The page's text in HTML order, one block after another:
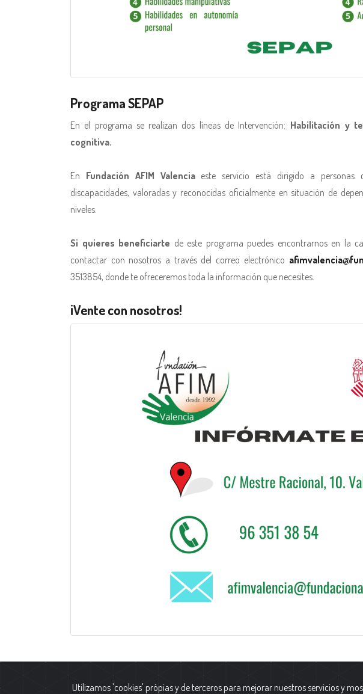
Programa SEPAP
En el programa se realizan dos líneas de Intervención: Habilitación y
cognitiva.
En Fundación AFIM Valenciaeste servicio está dirigido a personas
discapacidades, valoradas y reconocidas oficialmente en situación de
niveles.
Si quieres beneficiarte de este programa puedes encontrarnos en la
contactar con nosotros a través del correo electrónico
3513854, donde te ofreceremos toda la información que necesites.
¡Vente con nosotros!
Utilizamos 'cookies' própias y de terceros para mejorar nuestros servicios y